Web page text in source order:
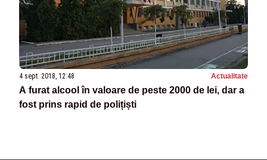
4 sept. 2018, 12:48 Actualitate
A furat alcool în valoare de peste 2000 de lei, dar a
fost prins rapid de polițiști